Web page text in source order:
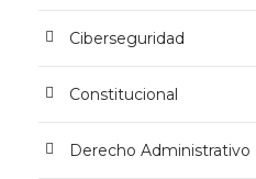
Ciberseguridad
Constitucional
Derecho Administrativo